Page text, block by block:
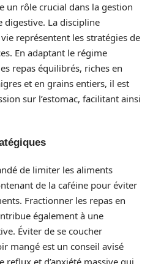
un rôle crucial dans la gestion
digestive. La discipline
représentent les stratégies de
En adaptant le régime
repas équilibrés, riches en
et en grains entiers, il est
sur l’estomac, facilitant ainsi
de limiter les aliments
de la caféine pour éviter
Fractionner les repas en
également à une
Éviter de se coucher
mangé est un conseil avisé
reflux et d’anxiété massive qui